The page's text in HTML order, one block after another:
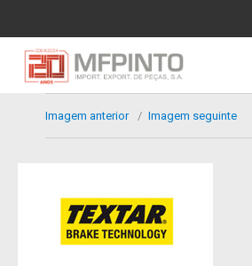
Imagem anterior Imagem seguinte